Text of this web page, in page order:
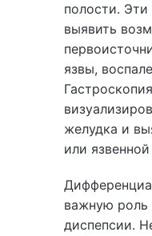
полости. Эти
выявить
язвы,
желудка и
или
важную роль
диспепсии.